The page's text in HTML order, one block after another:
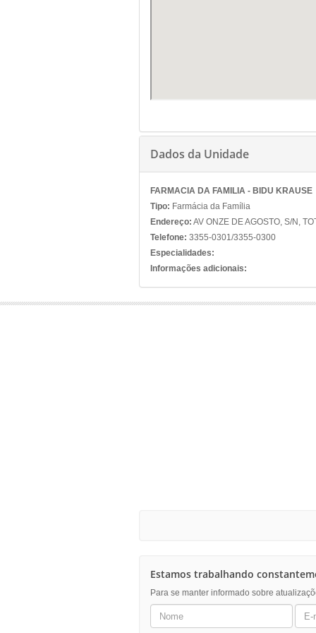
Dados da Unidade
FARMACIA DA FAMILIA - BIDU KRAUSE
Tipo: Farmácia da Família
Endereço: AV ONZE DE AGOSTO, S/N,
Telefone: 3355-0301/3355-0300
Especialidades:
Informações adicionais:
Estamos trabalhando
Para se manter informado sobre